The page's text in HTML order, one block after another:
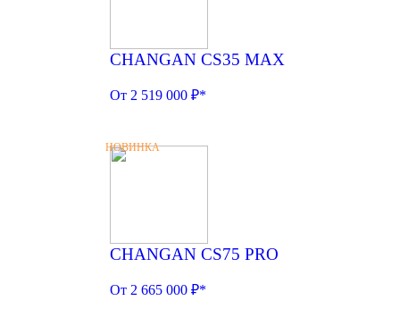
CHANGAN CS35 MAX
От 2 519 000 ₽*
НОВИНКА
CHANGAN CS75 PRO
От 2 665 000 ₽*